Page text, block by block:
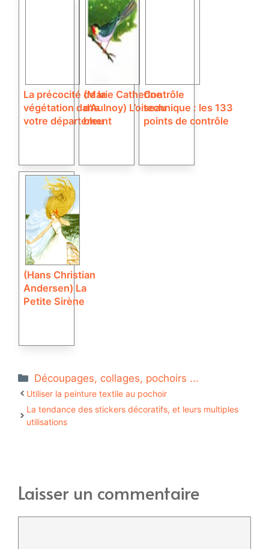
La précocité de la
végétation dans
votre département
(Marie Catherine
d’Aulnoy) L’oiseau
bleu
Contrôle
technique : les 133
points de contrôle
(Hans Christian
Andersen) La
Petite Sirène
Catégories
Découpages, collages, pochoirs ...
Utiliser la peinture textile au pochoir
La tendance des stickers décoratifs, et leurs multiples
utilisations
Laisser un commentaire